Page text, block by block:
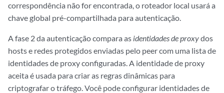
correspondência não for encontrada, o roteador local usará a
chave global pré-compartilhada para autenticação.
A fase 2 da autenticação compara as identidades de proxydos
hosts e redes protegidos enviadas pelo peer com uma lista de
identidades de proxy configuradas. A identidade de proxy
aceita é usada para criar as regras dinâmicas para
criptografar o tráfego. Você pode configurar identidades de